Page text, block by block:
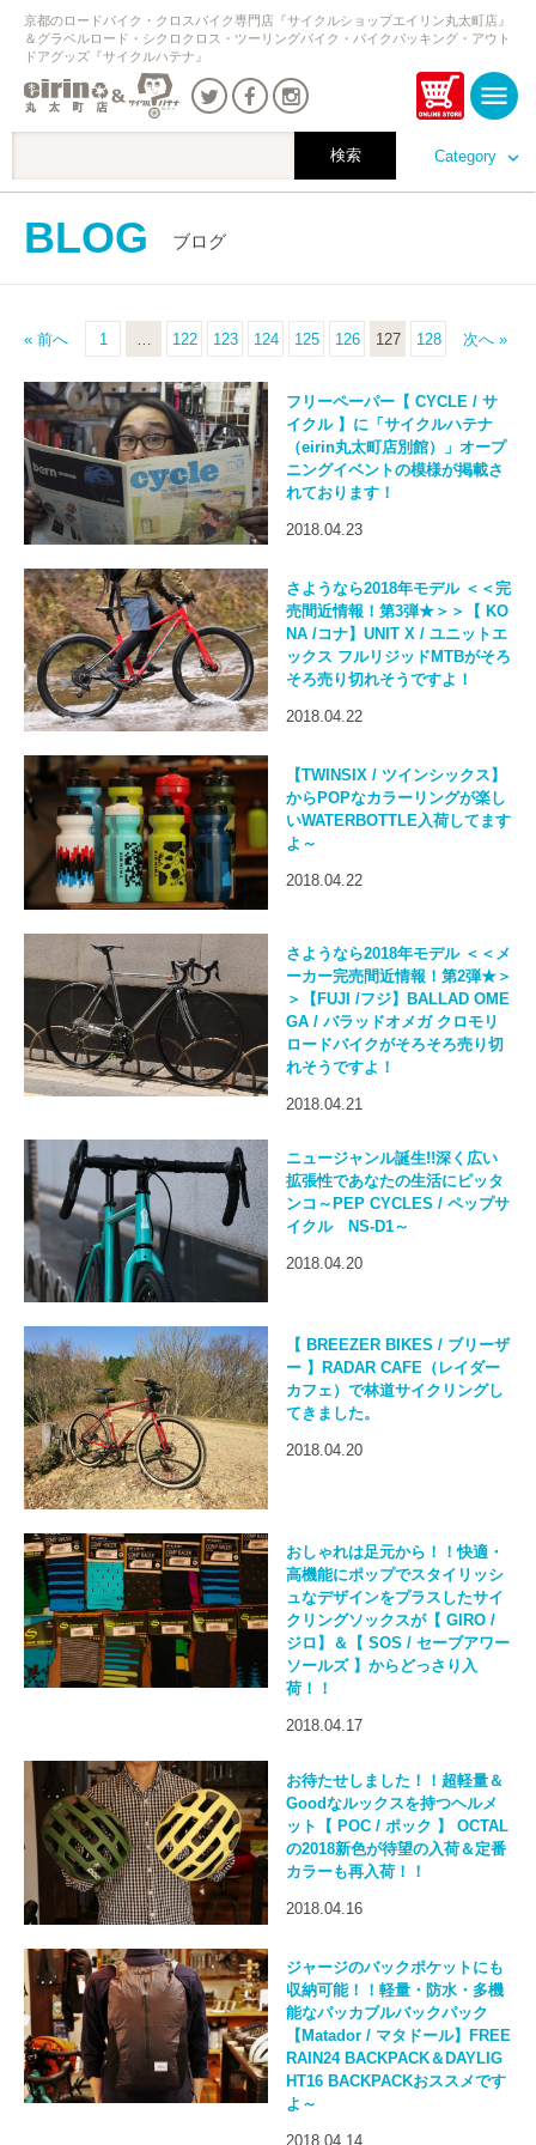
Category
京都のロードバイク・クロスバイク専門店『サイクルショップエイリン丸太町店』
＆グラベルロード・シクロクロス・ツーリングバイク・バイクパッキング・アウト
ドアグッズ『サイクルハテナ』
BLOG ブログ
« 前へ 1 … 122 123 124 125 126 127 128 次へ »
フリーペーパー【 CYCLE / サ
イクル 】に「サイクルハテナ
（eirin丸太町店別館）」オープ
ニングイベントの模様が掲載さ
れております！
2018.04.23
さようなら2018年モデル ＜＜完
売間近情報！第3弾★＞＞【 KO
NA /コナ】UNIT X / ユニットエ
ックス フルリジッドMTBがそろ
そろ売り切れそうですよ！
2018.04.22
【TWINSIX / ツインシックス】
からPOPなカラーリングが楽し
いWATERBOTTLE入荷してます
よ～
2018.04.22
さようなら2018年モデル ＜＜メ
ーカー完売間近情報！第2弾★＞
＞【FUJI /フジ】BALLAD OME
GA / バラッドオメガ クロモリ
ロードバイクがそろそろ売り切
れそうですよ！
2018.04.21
ニュージャンル誕生!!深く広い
拡張性であなたの生活にピッタ
ンコ～PEP CYCLES / ペップサ
イクル NS-D1～
2018.04.20
【 BREEZER BIKES / ブリーザ
ー 】RADAR CAFE（レイダー
カフェ）で林道サイクリングし
てきました。
2018.04.20
おしゃれは足元から！！快適・
高機能にポップでスタイリッシ
ュなデザインをプラスしたサイ
クリングソックスが【 GIRO /
ジロ】＆【 SOS / セーブアワー
ソールズ 】からどっさり入
荷！！
2018.04.17
お待たせしました！！超軽量＆
Goodなルックスを持つヘルメ
ット【 POC / ポック 】 OCTAL
の2018新色が待望の入荷＆定番
カラーも再入荷！！
2018.04.16
ジャージのバックポケットにも
収納可能！！軽量・防水・多機
能なパッカブルバックパック
【Matador / マタドール】FREE
RAIN24 BACKPACK＆DAYLIG
HT16 BACKPACKおススメです
よ～
2018.04.14